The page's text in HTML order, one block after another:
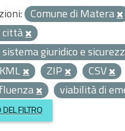
Comune di Matera
città
giuridico e
KML ZIP CSV
viabilità di
DEL FILTRO